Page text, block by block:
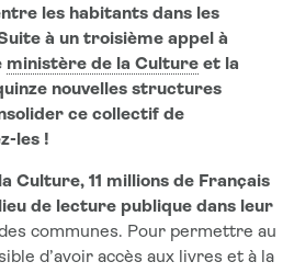
les habitants dans les
à un troisième appel à
ministère de la Culture et la
nouvelles structures
ce collectif de
les !
Culture, 11 millions de Français
de lecture publique dans leur
communes. Pour permettre au
d’avoir accès aux livres et à la